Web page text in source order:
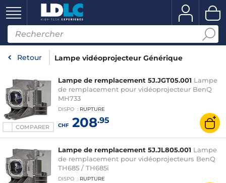
Retour Lampe vidéoprojecteur Générique
COMPARER
Lampe de remplacement 5J.JGT05.001 Lampe
de remplacement pour vidéoprojecteur BenQ
MH733
DISPO : RUPTURE
CHF208.95
Lampe de remplacement 5J.JL805.001 Lampe
de remplacement pour vidéoprojecteurs BenQ
TH685 / TH685i
DISPO : RUPTURE